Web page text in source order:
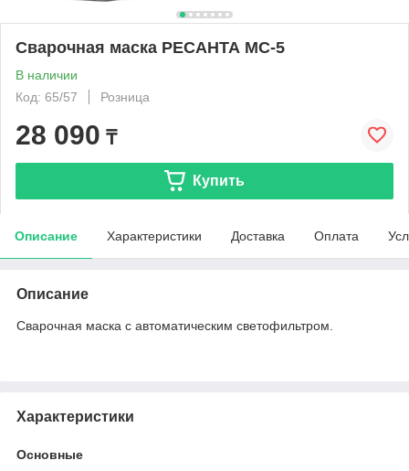
Сварочная маска РЕСАНТА МС-5
В наличии
Код: 65/57
Розница
28 090 ₸
Купить
Описание Характеристики Доставка Оплата
Описание
Сварочная маска с автоматическим cветофильтром.
Характеристики
Основные